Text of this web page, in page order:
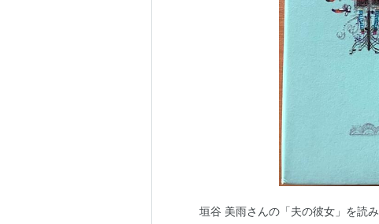
相川千代乃：山村紅葉
山岸史子：片平なぎさ
小松原麦太郎：田辺誠一
夫のカノジョ (双葉
出版社/メーカー:
発売日:2013/10/01
メディア:
文庫
この商品を含むブログ
垣谷 美雨さんの「夫の彼女」を読